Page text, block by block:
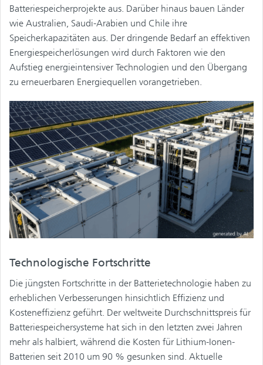
Batteriespeicherprojekte aus. Darüber hinaus bauen Länder
wie Australien, Saudi-Arabien und Chile ihre
Speicherkapazitäten aus. Der dringende Bedarf an effektiven
Energiespeicherlösungen wird durch Faktoren wie den
Aufstieg energieintensiver Technologien und den Übergang
zu erneuerbaren Energiequellen vorangetrieben.
Technologische Fortschritte
Die jüngsten Fortschritte in der Batterietechnologie haben zu
erheblichen Verbesserungen hinsichtlich Effizienz und
Kosteneffizienz geführt. Der weltweite Durchschnittspreis für
Batteriespeichersysteme hat sich in den letzten zwei Jahren
mehr als halbiert, während die Kosten für Lithium-Ionen-
Batterien seit 2010 um 90 % gesunken sind. Aktuelle